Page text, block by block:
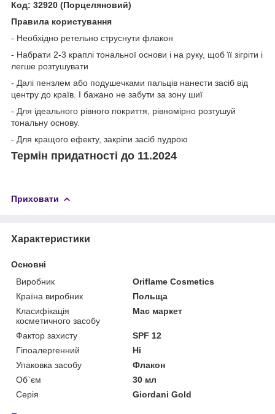
Код: 32920 (Порцеляновий)
Правила користування
- Необхідно ретельно струснути флакон
- Набрати 2-3 краплі тональної основи і на руку, щоб її зігріти і
легше розтушувати
- Далі пензлем або подушечками пальців нанести засіб від
центру до країв. І бажано не забути за зону шиї
- Для ідеального рівного покриття, рівномірно розтушуй
тональну основу.
- Для кращого ефекту, закріпи засіб пудрою
Термін придатності до 11.2024
Приховати
Характеристики
Основні
Виробник
Oriflame Cosmetics
Країна виробник
Польща
Класифікація
косметичного засобу
Мас маркет
Фактор захисту
SPF 12
Гіпоалергенний
Ні
Упаковка засобу
Флакон
Об`єм
30 мл
Серія
Giordani Gold